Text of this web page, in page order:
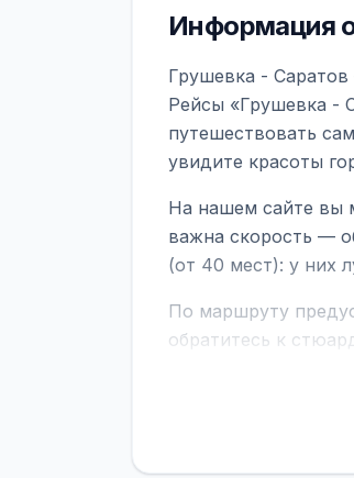
Информация
Грушевка -
Рейсы «Грушевка -
путешествовать
увидите красоты
На нашем сайте вы
важна скорость —
(от 40 мест): у них
По маршруту
обратитесь к
В автобусах есть
устройств, вода,
оплата